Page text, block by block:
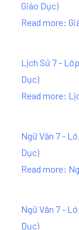
Giáo Dục)
Read more:
Lịch Sử 7 -
Dục)
Read more:
Ngữ Văn 7 -
Dục)
Read more:
Ngữ Văn 7 -
Dục)